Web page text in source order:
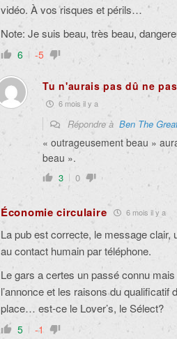
vidéo. À vos risques et périls…
Note: Je suis beau, très beau,
6 -5
Tu n'aurais pas dû ne
6 mois il y a
Répondre à Ben The
« outrageusement beau »
beau ».
3 0
Économie circulaire 6 mois il y a
La pub est correcte, le message clair,
au contact humain par téléphone.
Le gars a certes un passé connu
l’annonce et les raisons du
place… est-ce le Lover’s, le Sélect?
5 -1